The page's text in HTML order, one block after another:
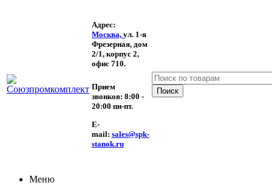
Адрес:
Москва, ул. 1-я
Фрезерная, дом
2/1, корпус 2,
офис 710.
Прием
звонков: 8:00 -
20:00 пн-пт.
E-
mail: sales@spk-
stanok.ru
Меню